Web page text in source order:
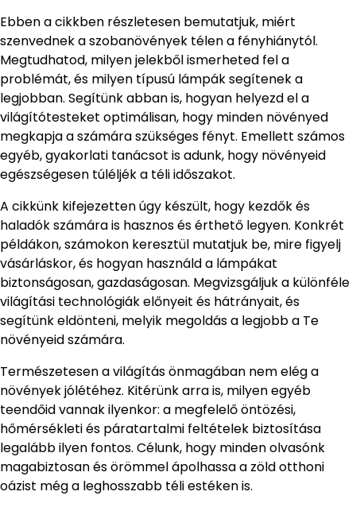
Ebben a cikkben részletesen bemutatjuk, miért
szenvednek a szobanövények télen a fényhiánytól.
Megtudhatod, milyen jelekből ismerheted fel a
problémát, és milyen típusú lámpák segítenek a
legjobban. Segítünk abban is, hogyan helyezd el a
világítótesteket optimálisan, hogy minden növényed
megkapja a számára szükséges fényt. Emellett számos
egyéb, gyakorlati tanácsot is adunk, hogy növényeid
egészségesen túléljék a téli időszakot.
A cikkünk kifejezetten úgy készült, hogy kezdők és
haladók számára is hasznos és érthető legyen. Konkrét
példákon, számokon keresztül mutatjuk be, mire figyelj
vásárláskor, és hogyan használd a lámpákat
biztonságosan, gazdaságosan. Megvizsgáljuk a különféle
világítási technológiák előnyeit és hátrányait, és
segítünk eldönteni, melyik megoldás a legjobb a Te
növényeid számára.
Természetesen a világítás önmagában nem elég a
növények jólétéhez. Kitérünk arra is, milyen egyéb
teendőid vannak ilyenkor: a megfelelő öntözési,
hőmérsékleti és páratartalmi feltételek biztosítása
legalább ilyen fontos. Célunk, hogy minden olvasónk
magabiztosan és örömmel ápolhassa a zöld otthoni
oázist még a leghosszabb téli estéken is.